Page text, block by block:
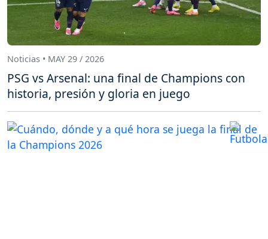
Noticias • MAY 29 / 2026
PSG vs Arsenal: una final de Champions con
historia, presión y gloria en juego